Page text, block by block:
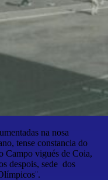
na nosa
tense constancia do
Campo vigués de Coia,
despois, sede dos